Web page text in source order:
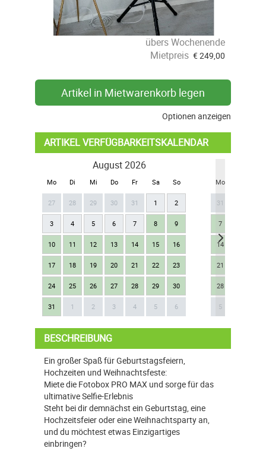
übers Wochenende
Mietpreis €249,00
Artikel in Mietwarenkorb legen
Optionen anzeigen
ARTIKEL VERFÜGBARKEITSKALENDAR
August 2026
Mo Di Mi Do Fr Sa So
27 28 29 30 31 1 2
3 4 5 6 7 8 9
10 11 12 13 14 15 16
17 18 19 20 21 22 23
24 25 26 27 28 29 30
31 1 2 3 4 5 6
Mo
31
7
14
21
28
5
Next
BESCHREIBUNG
Ein großer Spaß für Geburtstagsfeiern,
Hochzeiten und Weihnachtsfeste:
Miete die Fotobox PRO MAX und sorge für das
ultimative Selfie-Erlebnis
Steht bei dir demnächst ein Geburtstag, eine
Hochzeitsfeier oder eine Weihnachtsparty an,
und du möchtest etwas Einzigartiges
einbringen?